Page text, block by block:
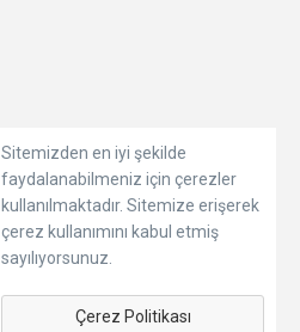
Sitemizden en iyi şekilde
faydalanabilmeniz için çerezler
kullanılmaktadır. Sitemize erişerek
çerez kullanımını kabul etmiş
sayılıyorsunuz.
Çerez Politikası